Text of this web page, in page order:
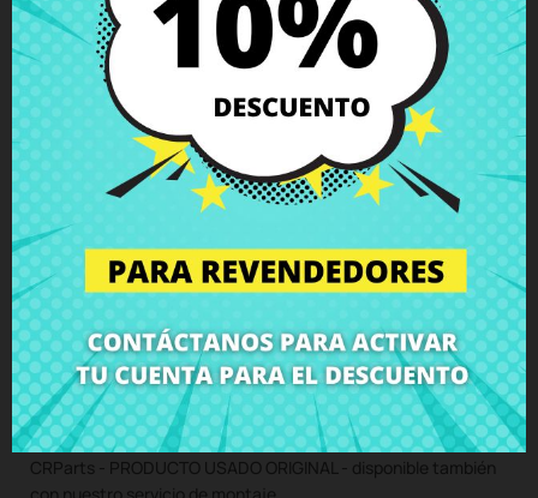
Grados
Comentarios
Conector de Carga HP Pavilion dv7-
4000 dv7-4010 dv7-4025 dv7-4030
dv7-4045 dv7-4162
CompraConector de Carga HP Pavilion dv7-4000 dv7-4010
dv7-4025 dv7-4030 dv7-4045 dv7-4162al mejor precio en
CRParts - PRODUCTO USADO ORIGINAL - disponible también